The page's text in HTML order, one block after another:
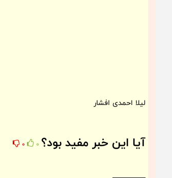
لیلا احمدی افشار
آیا این خبر مفید بود؟ 0
0